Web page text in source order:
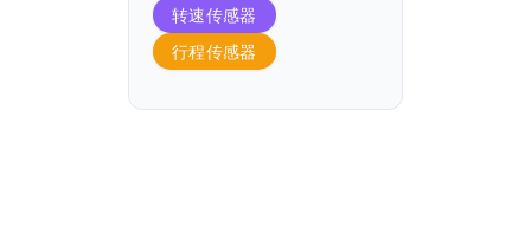
转速传感器
行程传感器